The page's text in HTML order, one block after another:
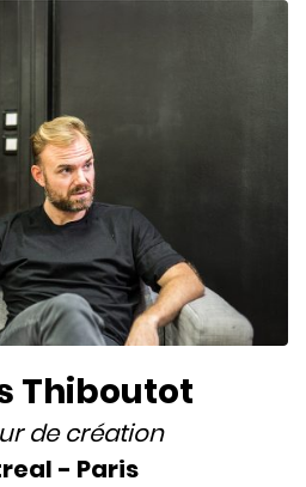
Thiboutot
de création
- Paris